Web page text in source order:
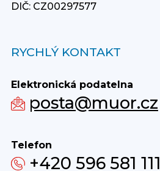
DIČ: CZ00297577
RYCHLÝ KONTAKT
Elektronická podatelna
posta@muor.cz
Telefon
+420 596 581 111